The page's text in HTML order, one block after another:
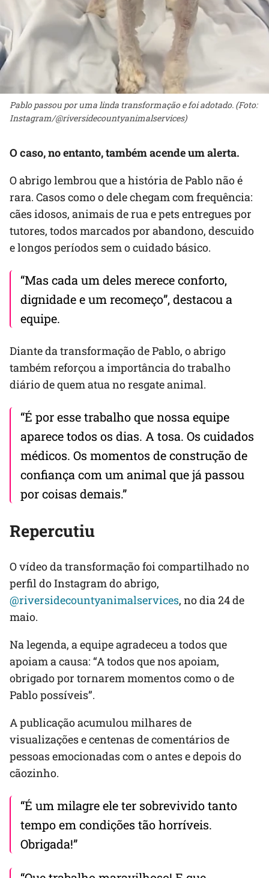
Pablo passou por uma linda transformação e foi adotado. (Foto:
Instagram/@riversidecountyanimalservices)
O caso, no entanto, também acende um alerta.
O abrigo lembrou que a história de Pablo não é
rara. Casos como o dele chegam com frequência:
cães idosos, animais de rua e pets entregues por
tutores, todos marcados por abandono, descuido
e longos períodos sem o cuidado básico.
“Mas cada um deles merece conforto,
dignidade e um recomeço”, destacou a
equipe.
Diante da transformação de Pablo, o abrigo
também reforçou a importância do trabalho
diário de quem atua no resgate animal.
“É por esse trabalho que nossa equipe
aparece todos os dias. A tosa. Os cuidados
médicos. Os momentos de construção de
confiança com um animal que já passou
por coisas demais.”
Repercutiu
O vídeo da transformação foi compartilhado no
perfil do Instagram do abrigo,
@riversidecountyanimalservices, no dia 24 de
maio.
Na legenda, a equipe agradeceu a todos que
apoiam a causa: “A todos que nos apoiam,
obrigado por tornarem momentos como o de
Pablo possíveis”.
A publicação acumulou milhares de
visualizações e centenas de comentários de
pessoas emocionadas com o antes e depois do
cãozinho.
“É um milagre ele ter sobrevivido tanto
tempo em condições tão horríveis.
Obrigada!”